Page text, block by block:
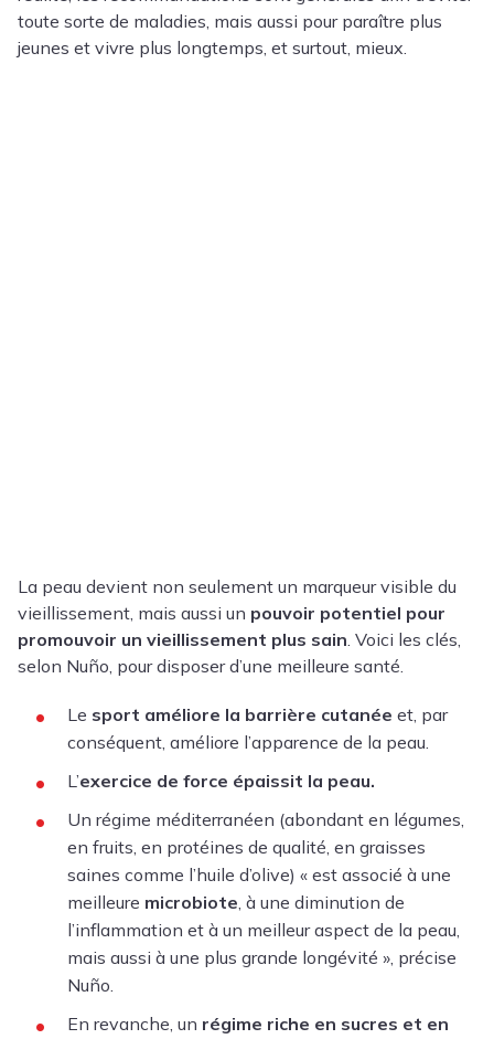
toute sorte de maladies, mais aussi pour paraître plus
jeunes et vivre plus longtemps, et surtout, mieux.
La peau devient non seulement un marqueur visible du
vieillissement, mais aussi un pouvoir potentiel pour
promouvoir un vieillissement plus sain. Voici les clés,
selon Nuño, pour disposer d’une meilleure santé.
Le sport améliore la barrière cutanée et, par
conséquent, améliore l’apparence de la peau.
L’exercice de force épaissit la peau.
Un régime méditerranéen (abondant en légumes,
en fruits, en protéines de qualité, en graisses
saines comme l’huile d’olive) « est associé à une
meilleure microbiote, à une diminution de
l’inflammation et à un meilleur aspect de la peau,
mais aussi à une plus grande longévité », précise
Nuño.
En revanche, un régime riche en sucres et en